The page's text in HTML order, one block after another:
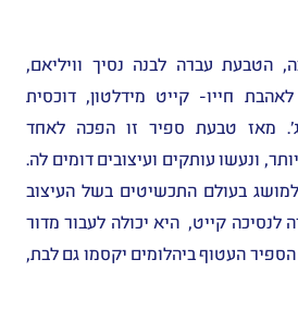
הטבעת עברה לבנה נסיך וויליאם,
חייו- קייט מידלטון, דוכסית
מאז טבעת ספיר זו הפכה לאחד
ונעשו עותקים ועיצובים דומים לה.
בעולם התכשיטים בשל העיצוב
לנסיכה קייט, היא יכולה לעבור מדור
העטוף ביהלומים יקסמו גם לבת,